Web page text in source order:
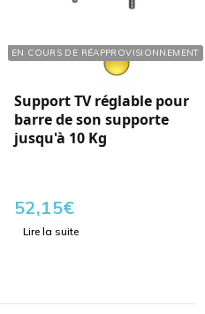
EN COURS DE RÉAPPROVISIONNEMENT
Réf. : 289015
Support TV réglable pour
barre de son supporte
jusqu'à 10 Kg
52,15€
Lire la suite